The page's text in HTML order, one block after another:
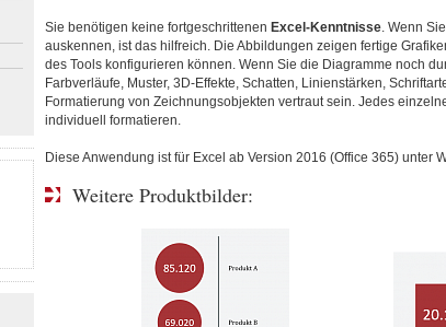
Sie benötigen keine fortgeschrittenen Excel-Kenntnisse. Wenn
auskennen, ist das hilfreich. Die Abbildungen zeigen fertige
des Tools konfigurieren können. Wenn Sie die Diagramme noch
Farbverläufe, Muster, 3D-Effekte, Schatten, Linienstärken,
Formatierung von Zeichnungsobjekten vertraut sein. Jedes
individuell formatieren.
Diese Anwendung ist für Excel ab Version 2016 (Office 365) unter
Weitere Produktbilder: